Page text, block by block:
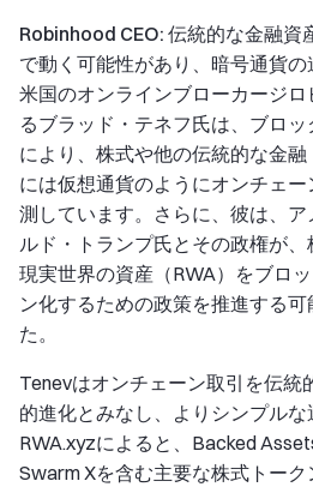
Robinhood CEO: 伝統的な金融資
で動く可能性があり、暗号通貨
米国のオンラインブローカージ
るブラッド・テネフ氏は、ブロ
により、株式や他の伝統的な金
には仮想通貨のようにオンチェ
測しています。さらに、彼は、
ルド・トランプ氏とその政権が
現実世界の資産（RWA）をブロ
ン化するための政策を推進する
た。
Tenevはオンチェーン取引を伝統
的進化とみなし、よりシンプルな
RWA.xyzによると、Backed
Swarm Xを含む主要な株式トー